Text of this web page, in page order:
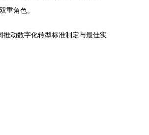
重角色。
动数字化转型标准制定与最佳实